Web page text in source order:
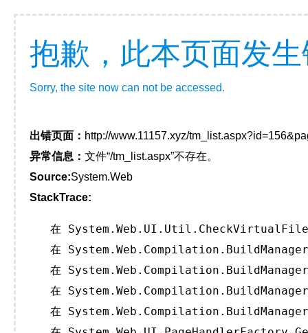
抱歉，此本页面发
Sorry, the site now can not be accessed.
出错页面： http://www.11157.xyz/
异常信息： 文件“/tm_list.aspx”不存在。
Source:System.Web
StackTrace:
在
在
在
在
在